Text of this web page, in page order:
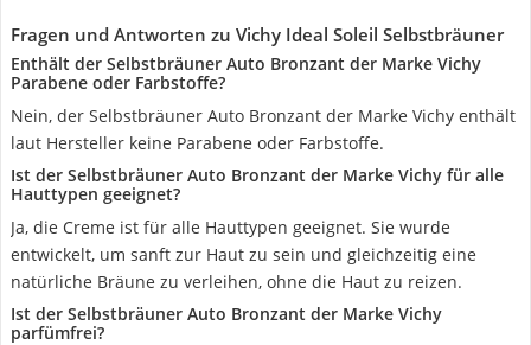
Fragen und Antworten zu Vichy ‎Ideal Soleil Selbstbräuner
Enthält der Selbstbräuner Auto Bronzant der Marke Vichy
Parabene oder Farbstoffe?
Nein, der Selbstbräuner Auto Bronzant der Marke Vichy enthält
laut Hersteller keine Parabene oder Farbstoffe.
Ist der Selbstbräuner Auto Bronzant der Marke Vichy für alle
Hauttypen geeignet?
Ja, die Creme ist für alle Hauttypen geeignet. Sie wurde
entwickelt, um sanft zur Haut zu sein und gleichzeitig eine
natürliche Bräune zu verleihen, ohne die Haut zu reizen.
Ist der Selbstbräuner Auto Bronzant der Marke Vichy
parfümfrei?